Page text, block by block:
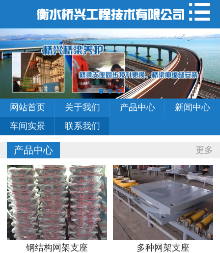
网站首页
关于我们
产品中心
新闻中心
车间实景
联系我们
网站首页 关于我们 产品中心
新闻中心
车间实景
联系我们
更多
产品中心
钢结构网架支座 多种网架支座